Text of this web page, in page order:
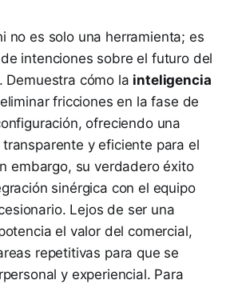
no es solo una herramienta; es
intenciones sobre el futuro del
Demuestra cómo la inteligencia
fricciones en la fase de
ofreciendo una
y eficiente para el
embargo, su verdadero éxito
sinérgica con el equipo
Lejos de ser una
el valor del comercial,
repetitivas para que se
y experiencial. Para